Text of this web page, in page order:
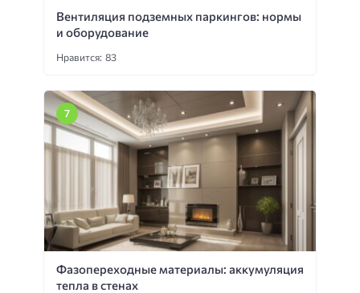
Вентиляция подземных паркингов: нормы
и оборудование
Нравится: 83
Фазопереходные материалы: аккумуляция
тепла в стенах